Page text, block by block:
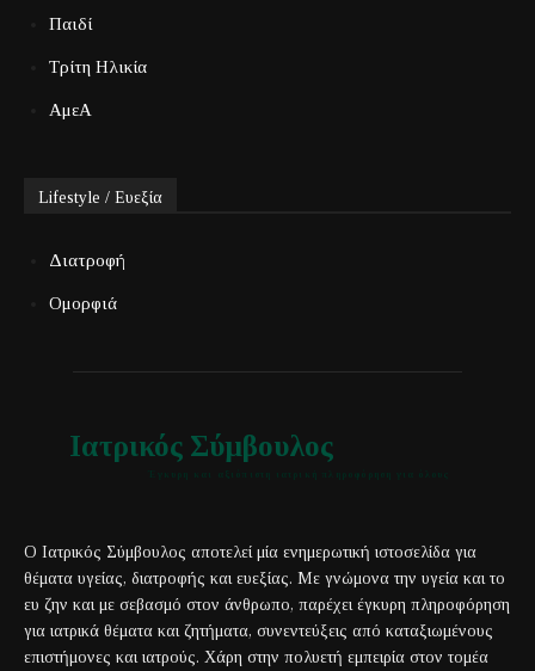
Παιδί
Τρίτη Ηλικία
ΑμεΑ
Lifestyle / Ευεξία
Διατροφή
Ομορφιά
Ιατρικός Σύμβουλος
Ο Ιατρικός Σύμβουλος αποτελεί μία ενημερωτική ιστοσελίδα για
θέματα υγείας, διατροφής και ευεξίας. Με γνώμονα την υγεία και το
ευ ζην και με σεβασμό στον άνθρωπο, παρέχει έγκυρη πληροφόρηση
για ιατρικά θέματα και ζητήματα, συνεντεύξεις από καταξιωμένους
επιστήμονες και ιατρούς. Χάρη στην πολυετή εμπειρία στον τομέα